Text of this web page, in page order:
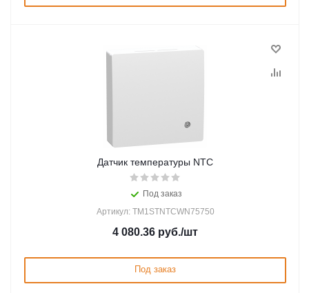
Датчик температуры NTC
Под заказ
Артикул: TM1STNTCWN75750
4 080.36 руб./шт
Под заказ